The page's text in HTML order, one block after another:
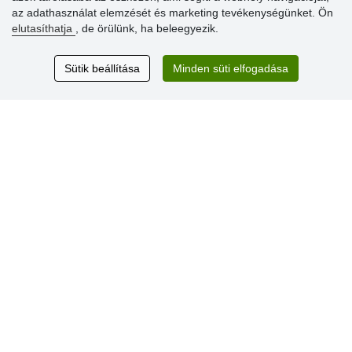
Vásárlók
értékelése
az adathasználat elemzését és marketing tevékenységünket. Ön
elutasíthatja
, de örülünk, ha beleegyezik.
Sütik beállítása Minden süti elfogadása